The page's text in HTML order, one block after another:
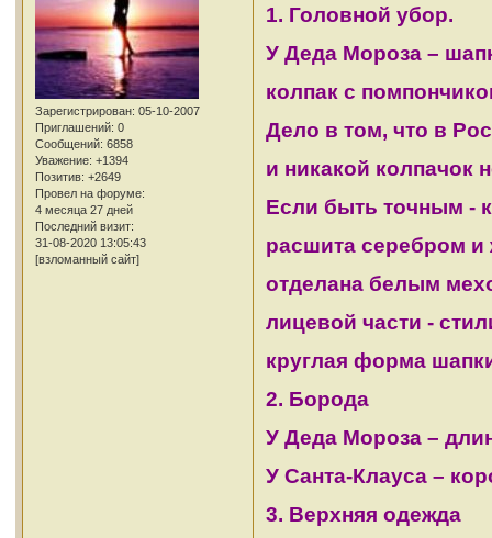
Зарегистрирован: 05-10-2007
Приглашений: 0
Сообщений: 6858
Уважение: +1394
Позитив: +2649
Провел на форуме:
4 месяца 27 дней
Последний визит:
31-08-2020 13:05:43
[взломанный сайт]
1. Головной убор.
У Деда Мороза –
колпак с
Дело в том, что в
и никакой колпачок
Если быть точным -
расшита серебром
отделана белым
лицевой части -
круглая форма
2. Борода
У Деда Мороза –
У Санта-Клауса –
3. Верхняя одежда